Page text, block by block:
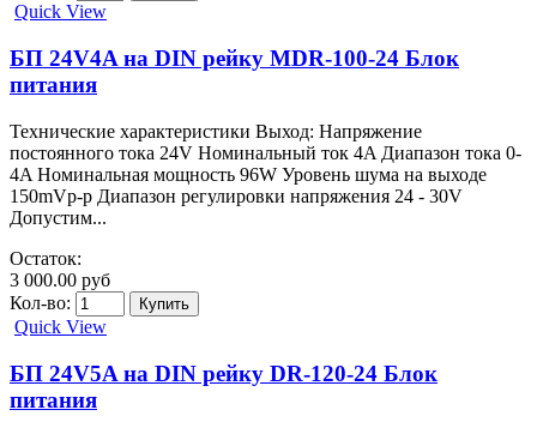
Quick View
БП 24V4A на DIN рейку MDR-100-24 Блок
питания
Технические характеристики Выход: Напряжение
постоянного тока 24V Номинальный ток 4A Диапазон тока 0-
4A Номинальная мощность 96W Уровень шума на выходе
150mVp-p Диапазон регулировки напряжения 24 - 30V
Допустим...
Остаток:
3 000.00 руб
Кол-во:
Quick View
БП 24V5A на DIN рейку DR-120-24 Блок
питания